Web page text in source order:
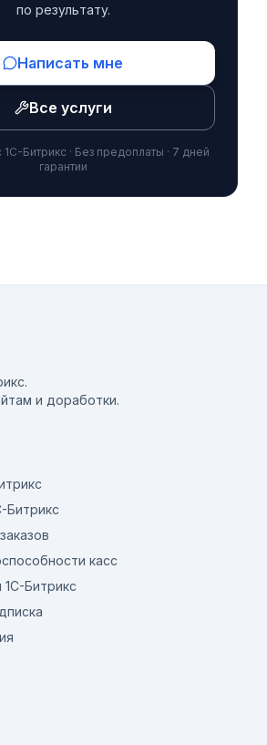
по результату.
Написать мне
Все услуги
1С-Битрикс · Без предоплаты · 7 дней
гарантии
и доработки.
Битрикс
касс
Битрикс